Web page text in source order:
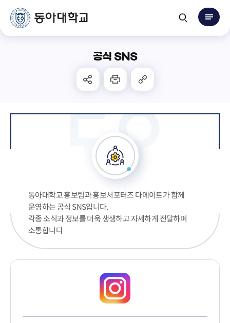
공식 SNS
동아대학교 홍보팀과 홍보서포터즈 다메이트가 함께
운영하는 공식 SNS입니다.
각종 소식과 정보를 더욱 생생하고 자세하게 전달하며
소통합니다